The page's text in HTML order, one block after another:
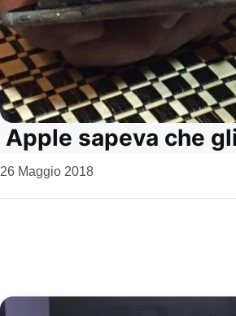
Apple sapeva che
da
26 Maggio 2018